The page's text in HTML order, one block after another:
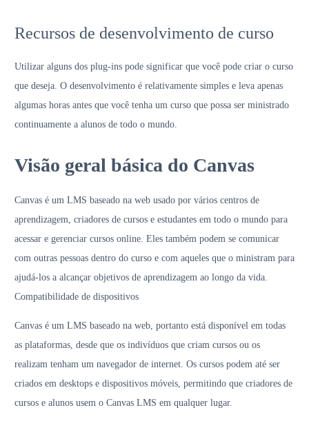
Recursos de desenvolvimento de curso
Utilizar alguns dos plug-ins pode significar que você pode criar o curso
que deseja. O desenvolvimento é relativamente simples e leva apenas
algumas horas antes que você tenha um curso que possa ser ministrado
continuamente a alunos de todo o mundo.
Visão geral básica do Canvas
Canvas é um LMS baseado na web usado por vários centros de
aprendizagem, criadores de cursos e estudantes em todo o mundo para
acessar e gerenciar cursos online. Eles também podem se comunicar
com outras pessoas dentro do curso e com aqueles que o ministram para
ajudá-los a alcançar objetivos de aprendizagem ao longo da vida.
Compatibilidade de dispositivos
Canvas é um LMS baseado na web, portanto está disponível em todas
as plataformas, desde que os indivíduos que criam cursos ou os
realizam tenham um navegador de internet. Os cursos podem até ser
criados em desktops e dispositivos móveis, permitindo que criadores de
cursos e alunos usem o Canvas LMS em qualquer lugar.